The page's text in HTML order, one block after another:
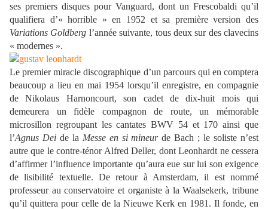
ses premiers disques pour Vanguard, dont un Frescobaldi qu’il
qualifiera d’« horrible » en 1952 et sa première version des
Variations Goldberg l’année suivante, tous deux sur des clavecins
« modernes ».
Le premier miracle discographique d’un parcours qui en comptera
beaucoup a lieu en mai 1954 lorsqu’il enregistre, en compagnie
de Nikolaus Harnoncourt, son cadet de dix-huit mois qui
demeurera un fidèle compagnon de route, un mémorable
microsillon regroupant les cantates BWV 54 et 170 ainsi que
l’Agnus Deide la Messe en si mineurde Bach ; le soliste n’est
autre que le contre-ténor Alfred Deller, dont Leonhardt ne cessera
d’affirmer l’influence importante qu’aura eue sur lui son exigence
de lisibilité textuelle. De retour à Amsterdam, il est nommé
professeur au conservatoire et organiste à la Waalsekerk, tribune
qu’il quittera pour celle de la Nieuwe Kerk en 1981. Il fonde, en